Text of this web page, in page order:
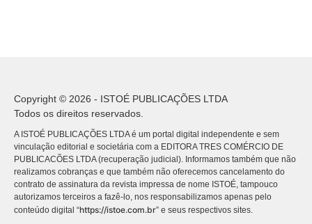
Copyright © 2026 - ISTOÉ PUBLICAÇÕES LTDA
Todos os direitos reservados.
A ISTOÉ PUBLICAÇÕES LTDA é um portal digital independente e sem
vinculação editorial e societária com a EDITORA TRES COMÉRCIO DE
PUBLICACÕES LTDA (recuperação judicial). Informamos também que não
realizamos cobranças e que também não oferecemos cancelamento do
contrato de assinatura da revista impressa de nome ISTOÉ, tampouco
autorizamos terceiros a fazê-lo, nos responsabilizamos apenas pelo
conteúdo digital “https://istoe.com.br” e seus respectivos sites.